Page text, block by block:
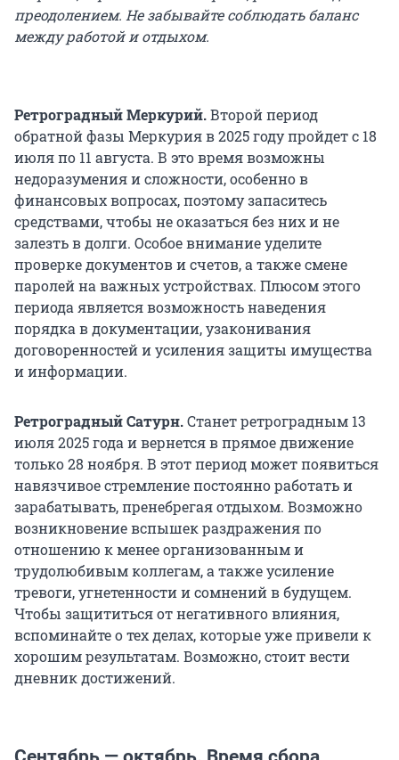
преодолением. Не забывайте соблюдать баланс
между работой и отдыхом.
Ретроградный Меркурий.Второй период
обратной фазы Меркурия в 2025 году пройдет с 18
июля по 11 августа. В это время возможны
недоразумения и сложности, особенно в
финансовых вопросах, поэтому запаситесь
средствами, чтобы не оказаться без них и не
залезть в долги. Особое внимание уделите
проверке документов и счетов, а также смене
паролей на важных устройствах. Плюсом этого
периода является возможность наведения
порядка в документации, узаконивания
договоренностей и усиления защиты имущества
и информации.
Ретроградный Сатурн.Станет ретроградным 13
июля 2025 года и вернется в прямое движение
только 28 ноября. В этот период может появиться
навязчивое стремление постоянно работать и
зарабатывать, пренебрегая отдыхом. Возможно
возникновение вспышек раздражения по
отношению к менее организованным и
трудолюбивым коллегам, а также усиление
тревоги, угнетенности и сомнений в будущем.
Чтобы защититься от негативного влияния,
вспоминайте о тех делах, которые уже привели к
хорошим результатам. Возможно, стоит вести
дневник достижений.